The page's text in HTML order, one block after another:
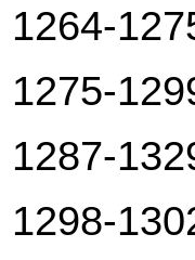
1264-
1275-
1287-
1298-